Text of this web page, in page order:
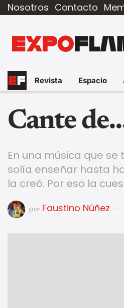
Nosotros Contacto
Revista Espacio
Cante
En una música que
solía enseñar hasta
la creó. Por eso la
por Faustino Núñez